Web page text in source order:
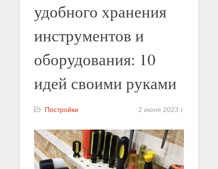
удобного хранения
инструментов и
оборудования: 10
идей своими руками
Постройки 2 июня 2023 г.